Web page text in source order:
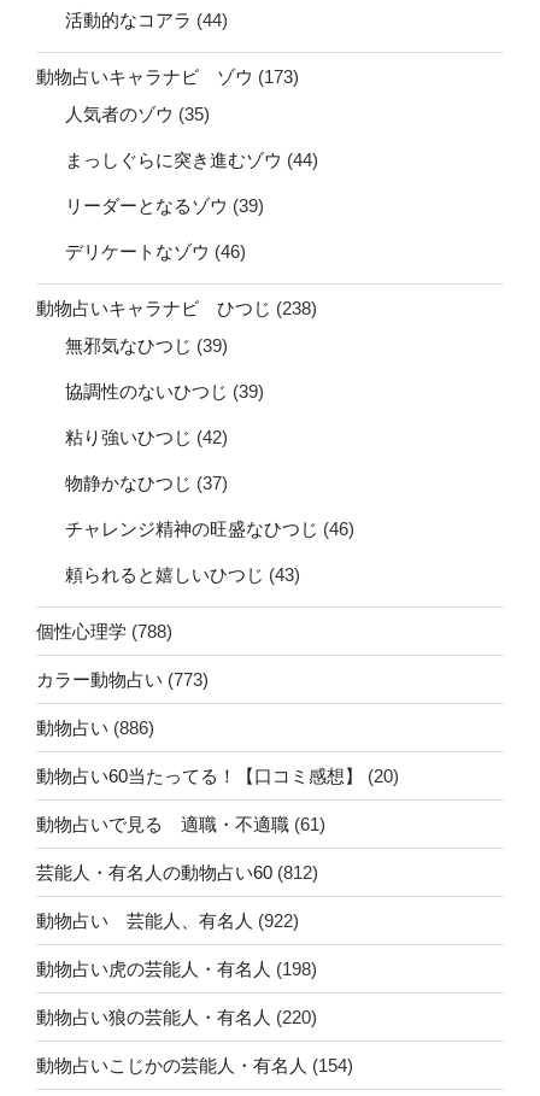
活動的なコアラ (44)
動物占いキャラナビ ゾウ (173)
人気者のゾウ (35)
まっしぐらに突き進むゾウ (44)
リーダーとなるゾウ (39)
デリケートなゾウ (46)
動物占いキャラナビ ひつじ (238)
無邪気なひつじ (39)
協調性のないひつじ (39)
粘り強いひつじ (42)
物静かなひつじ (37)
チャレンジ精神の旺盛なひつじ (46)
頼られると嬉しいひつじ (43)
個性心理学 (788)
カラー動物占い (773)
動物占い (886)
動物占い60当たってる！【口コミ感想】 (20)
動物占いで見る 適職・不適職 (61)
芸能人・有名人の動物占い60 (812)
動物占い 芸能人、有名人 (922)
動物占い虎の芸能人・有名人 (198)
動物占い狼の芸能人・有名人 (220)
動物占いこじかの芸能人・有名人 (154)